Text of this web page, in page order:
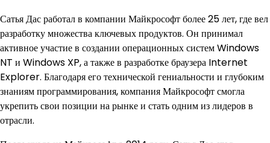
Сатья Дас работал в компании Майкрософт более 25 лет, где вел
разработку множества ключевых продуктов. Он принимал
активное участие в создании операционных систем Windows
NT и Windows XP, а также в разработке браузера Internet
Explorer. Благодаря его технической гениальности и глубоким
знаниям программирования, компания Майкрософт смогла
укрепить свои позиции на рынке и стать одним из лидеров в
отрасли.